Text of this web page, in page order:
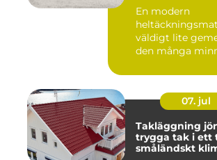
En modern
väldigt lite
den många
07. jul
Takläggning
trygga tak i ett
småländskt